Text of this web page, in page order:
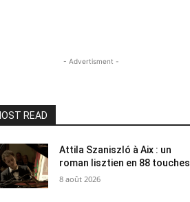
- Advertisment -
READ
Attila Szaniszló à Aix : un
roman lisztien en 88 touches
8 août 2026